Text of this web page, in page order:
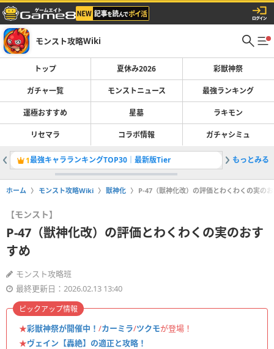
モンスト攻略Wiki
トップ 夏休み2026 彩獣神祭
ガチャ一覧 モンストニュース 最強ランキング
運極おすすめ 星墓 ラキモン
リセマラ コラボ情報 ガチャシミュ
1最強キャラランキングTOP30｜最新版Tier 2彩獣神
もっとみる
ホーム モンスト攻略Wiki 獣神化 P-47（獣神化改）の評価とわくわくの実の
【モンスト】
P-47（獣神化改）の評価とわくわくの実のおす
すめ
モンスト攻略班
最終更新日：2026.02.13 13:40
★彩獣神祭が開催中！ /カーミラ/ツクモが登場！
★ヴェイン【轟絶】の適正と攻略！
ピックアップ情報